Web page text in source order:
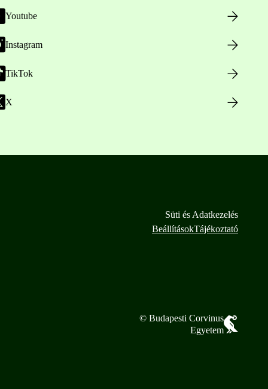
Youtube
Instagram
TikTok
X
Süti és Adatkezelés
BeállításokTájékoztató
© Budapesti Corvinus
Egyetem